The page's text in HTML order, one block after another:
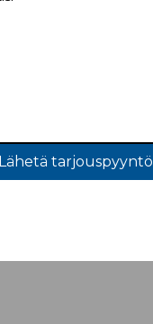
Lähetä tarjouspyyntö